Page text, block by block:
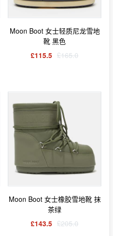
Moon Boot 女士轻质尼龙雪地
靴 黑色
£115.5 £165.0
Moon Boot 女士橡胶雪地靴 抹
茶绿
£143.5 £205.0